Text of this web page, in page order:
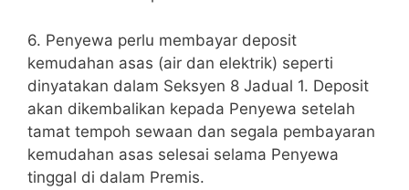
6. Penyewa perlu membayar deposit
kemudahan asas (air dan elektrik) seperti
dinyatakan dalam Seksyen 8 Jadual 1. Deposit
akan dikembalikan kepada Penyewa setelah
tamat tempoh sewaan dan segala pembayaran
kemudahan asas selesai selama Penyewa
tinggal di dalam Premis.